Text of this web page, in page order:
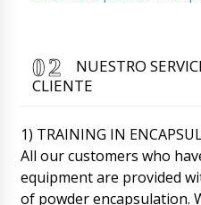
NUESTRO
CLIENTE
1) TRAINING IN
All our customers who
equipment are provided
of powder encapsulation.